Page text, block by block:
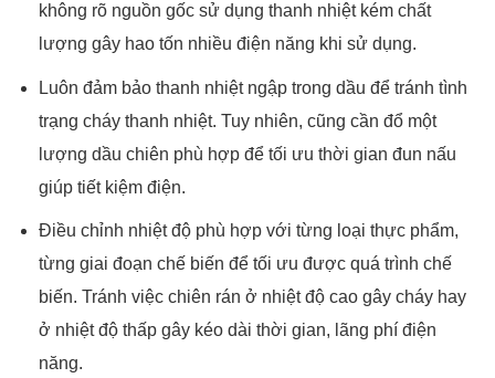
không rõ nguồn gốc sử dụng thanh nhiệt kém chất
lượng gây hao tốn nhiều điện năng khi sử dụng.
Luôn đảm bảo thanh nhiệt ngập trong dầu để tránh tình
trạng cháy thanh nhiệt. Tuy nhiên, cũng cần đổ một
lượng dầu chiên phù hợp để tối ưu thời gian đun nấu
giúp tiết kiệm điện.
Điều chỉnh nhiệt độ phù hợp với từng loại thực phẩm,
từng giai đoạn chế biến để tối ưu được quá trình chế
biến. Tránh việc chiên rán ở nhiệt độ cao gây cháy hay
ở nhiệt độ thấp gây kéo dài thời gian, lãng phí điện
năng.